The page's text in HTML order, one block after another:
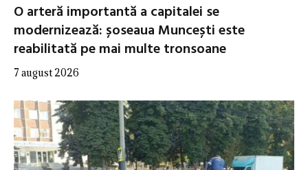
O arteră importantă a capitalei se
modernizează: șoseaua Muncești este
reabilitată pe mai multe tronsoane
7 august 2026